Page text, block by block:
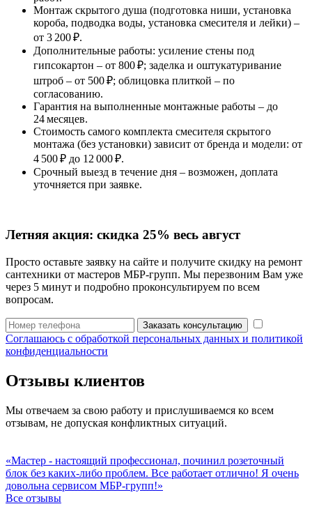
Монтаж скрытого душа (подготовка ниши, установка
короба, подводка воды, установка смесителя и лейки) –
от 3 200 ₽.
Дополнительные работы: усиление стены под
гипсокартон – от 800 ₽; заделка и оштукатуривание
штроб – от 500 ₽; облицовка плиткой – по
согласованию.
Гарантия на выполненные монтажные работы – до
24 месяцев.
Стоимость самого комплекта смесителя скрытого
монтажа (без установки) зависит от бренда и модели: от
4 500 ₽ до 12 000 ₽.
Срочный выезд в течение дня – возможен, доплата
уточняется при заявке.
Летняя акция: скидка 25% весь август
Просто оставьте заявку на сайте и получите скидку на ремонт
сантехники от мастеров МБР-групп. Мы перезвоним Вам уже
через 5 минут и подробно проконсультируем по всем
вопросам.
Заказать консультацию
Соглашаюсь с обработкой персональных данных и политикой
конфиденциальности
Отзывы клиентов
Мы отвечаем за свою работу и прислушиваемся ко всем
отзывам, не допуская конфликтных ситуаций.
«Мастер - настоящий профессионал, починил розеточный
блок без каких-либо проблем. Все работает отлично! Я очень
довольна сервисом МБР-групп!»
Все отзывы